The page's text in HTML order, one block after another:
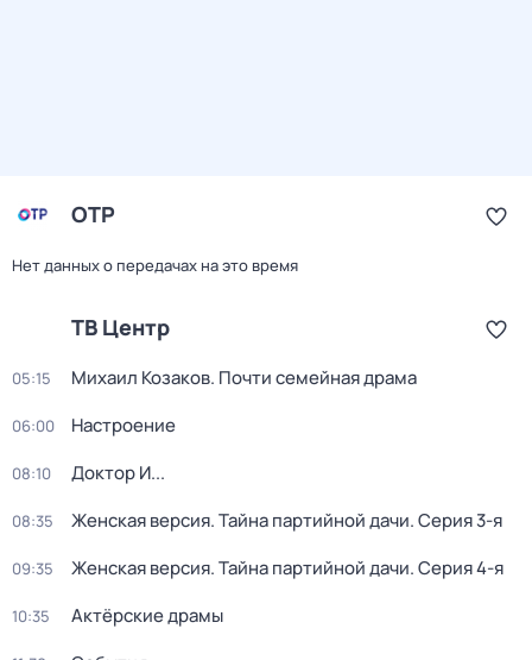
ОТР
Нет данных о передачах на это время
ТВ Центр
05:15 Михаил Козаков. Почти семейная драма
06:00 Настроение
08:10 Доктор И...
08:35 Женская версия. Тайна партийной дачи. Серия 3-я
09:35 Женская версия. Тайна партийной дачи. Серия 4-я
10:35 Актёрские драмы